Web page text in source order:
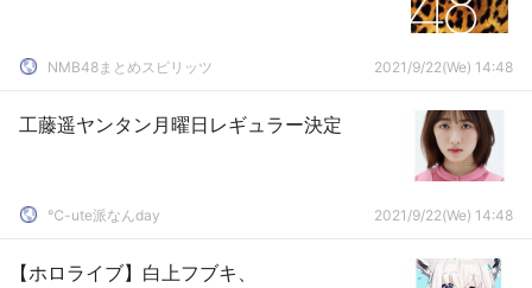
NMB48まとめスピリッツ 2021/9/22(We) 14:48
工藤遥ヤンタン月曜日レギュラー決定
℃-ute派なんday 2021/9/22(We) 14:48
【ホロライブ】白上フブキ、